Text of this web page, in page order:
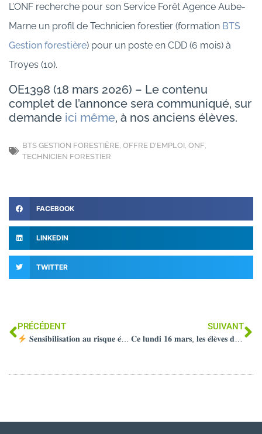
L’ONF recherche pour son Service Forêt Agence Aube-
Marne un profil de Technicien forestier (formation BTS
Gestion forestière) pour un poste en CDD (6 mois) à
Troyes (10).
OE1398 (18 mars 2026) – Le contenu
complet de l’annonce sera communiqué, sur
demande ici même, à nos anciens élèves.
BTS GESTION FORESTIÈRE, OFFRE D'EMPLOI, ONF,
TECHNICIEN FORESTIER
FACEBOOK
LINKEDIN
TWITTER
PRÉCÉDENT
𝐒𝐞𝐧𝐬𝐢𝐛𝐢𝐥𝐢𝐬𝐚𝐭𝐢𝐨𝐧 𝐚𝐮 𝐫𝐢𝐬𝐪𝐮𝐞 𝐞́𝐥𝐞𝐜𝐭𝐫𝐢𝐪𝐮𝐞 𝐩𝐨𝐮𝐫 𝐧𝐨𝐬 𝐓𝐞𝐫𝐦𝐢𝐧𝐚𝐥𝐞𝐬 𝐅𝐨𝐫𝐞̂𝐭
SUIVANT
𝐂𝐞 𝐥𝐮𝐧𝐝𝐢 𝟏𝟔 𝐦𝐚𝐫𝐬, 𝐥𝐞𝐬 𝐞́𝐥𝐞̀𝐯𝐞𝐬 𝐝𝐞 𝐥’𝐨𝐩𝐭𝐢𝐨𝐧 𝐒𝐩𝐨𝐫𝐭 𝐍𝐚𝐭𝐮𝐫𝐞 𝐨𝐧𝐭 𝐝𝐞́𝐛𝐮𝐭𝐞́ 𝐥𝐞𝐮𝐫 𝐜𝐲𝐜𝐥𝐞 𝐞𝐬𝐜𝐚𝐥𝐚𝐝𝐞